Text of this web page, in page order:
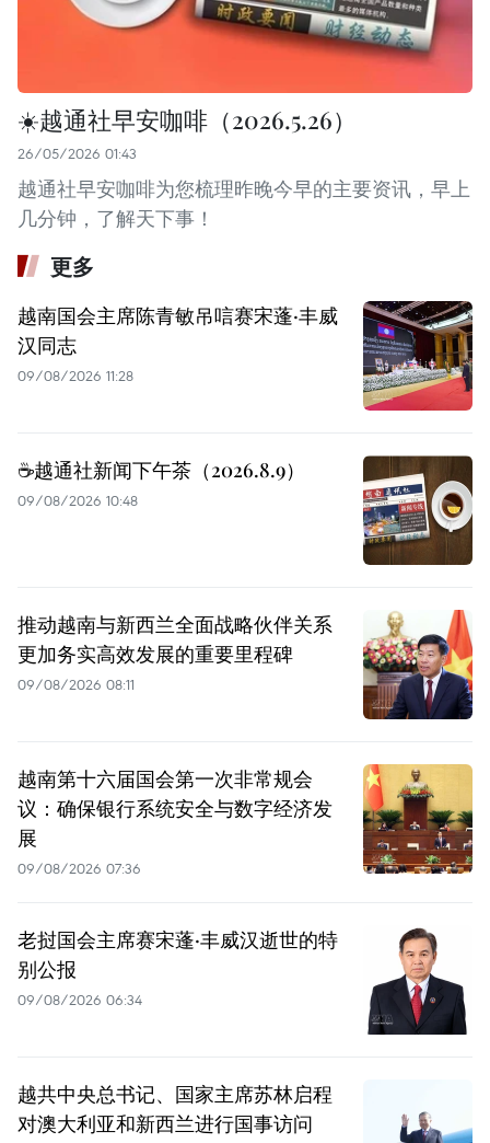
☀️越通社早安咖啡（2026.5.26）
26/05/2026 01:43
越通社早安咖啡为您梳理昨晚今早的主要资讯，早上
几分钟，了解天下事！
更多
越南国会主席陈青敏吊唁赛宋蓬·丰威
汉同志
09/08/2026 11:28
☕️越通社新闻下午茶（2026.8.9）
09/08/2026 10:48
推动越南与新西兰全面战略伙伴关系
更加务实高效发展的重要里程碑
09/08/2026 08:11
越南第十六届国会第一次非常规会
议：确保银行系统安全与数字经济发
展
09/08/2026 07:36
老挝国会主席赛宋蓬·丰威汉逝世的特
别公报
09/08/2026 06:34
越共中央总书记、国家主席苏林启程
对澳大利亚和新西兰进行国事访问